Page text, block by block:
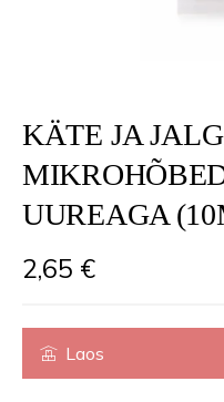
KÄTE JA
UUREAGA
2,65 €
Laos